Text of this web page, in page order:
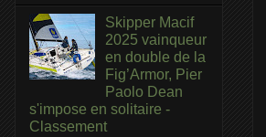
Skipper Macif
2025 vainqueur
en double de la
Fig’Armor, Pier
Paolo Dean
s'impose en solitaire -
Classement